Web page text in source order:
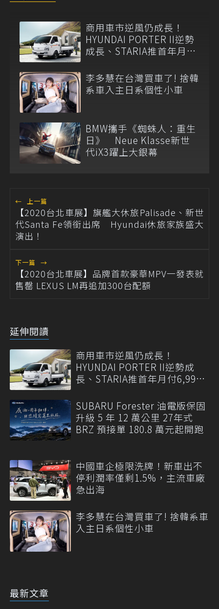
商用車市逆風仍成長！
HYUNDAI PORTER II逆勢
成長、STARIA推首年月付
李多慧在台灣買車了! 捨韓
系車入主日系個性小車
BMW攜手《蜘蛛人：重生
日》 Neue Klasse新世
代iX3躍上大銀幕
← 上一篇
【2020台北車展】旗艦大休旅Palisade、新世
代Santa Fe領銜出席 Hyundai休旅家族盛大
演出！
下一篇 →
【2020台北車展】品牌首款豪華MPV一發表就
售罄 LEXUS LM再追加300台配額
延伸閱讀
商用車市逆風仍成長！
HYUNDAI PORTER II逆勢成
長、STARIA推首年月付6,999
SUBARU Forester 油電版保固
升級 5 年 12 萬公里 27年式
BRZ 預接單 180.8 萬元起開跑
中國車企極限洗牌！新車出不
停利潤率僅剩1.5%，主流車廠
急出海
李多慧在台灣買車了! 捨韓系車
入主日系個性小車
最新文章